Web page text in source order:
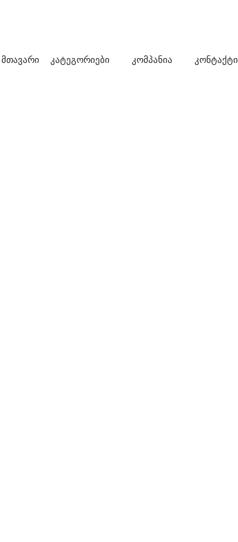
მთავარი კატეგორიები კომპანია კონტაქტი